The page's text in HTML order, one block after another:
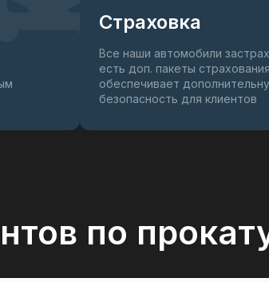
Страховка
Все наши автомобили
есть доп. пакеты
обеспечивает
безопасность для клиентов
по